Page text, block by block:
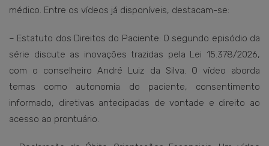
médico. Entre os vídeos já disponíveis, destacam-se:
– Estatuto dos Direitos do Paciente: O segundo episódio da
série discute as inovações trazidas pela Lei 15.378/2026,
com o conselheiro André Luiz da Silva. O vídeo aborda
temas como autonomia do paciente, consentimento
informado, diretivas antecipadas de vontade e direito ao
acesso ao prontuário.